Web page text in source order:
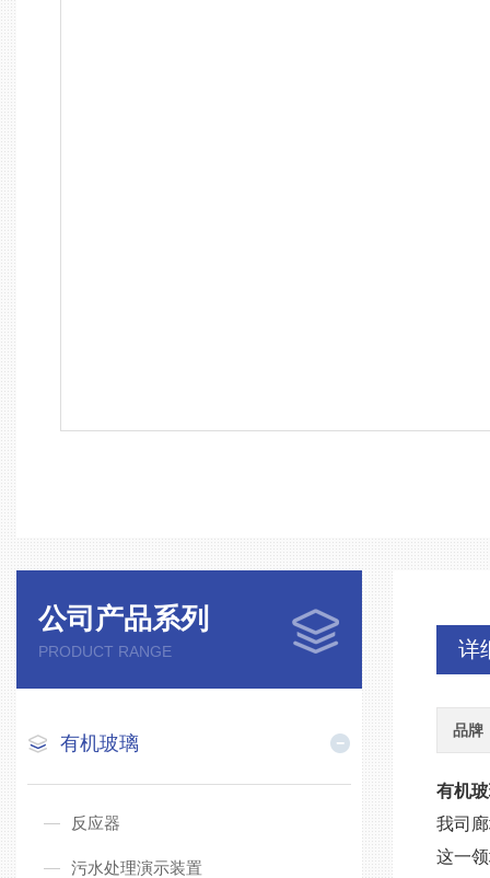
公司产品系列
PRODUCT RANGE
有机玻璃
反应器
污水处理演示装置
详
品牌
有机
我司
这一